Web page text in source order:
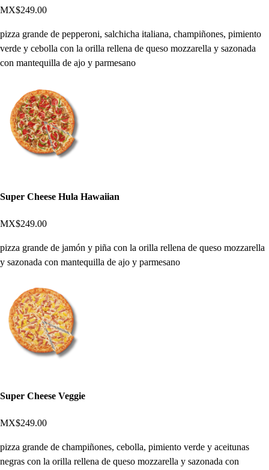
MX$249.00
pizza grande de pepperoni, salchicha italiana, champiñones, pimiento
verde y cebolla con la orilla rellena de queso mozzarella y sazonada
con mantequilla de ajo y parmesano
Super Cheese Hula Hawaiian
MX$249.00
pizza grande de jamón y piña con la orilla rellena de queso mozzarella
y sazonada con mantequilla de ajo y parmesano
Super Cheese Veggie
MX$249.00
pizza grande de champiñones, cebolla, pimiento verde y aceitunas
negras con la orilla rellena de queso mozzarella y sazonada con